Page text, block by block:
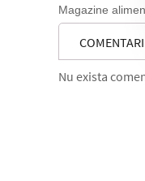
Magazine
Nu exista